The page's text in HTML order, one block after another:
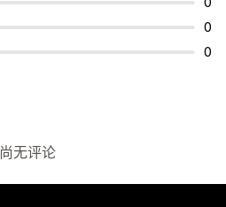
0
0
尚无评论